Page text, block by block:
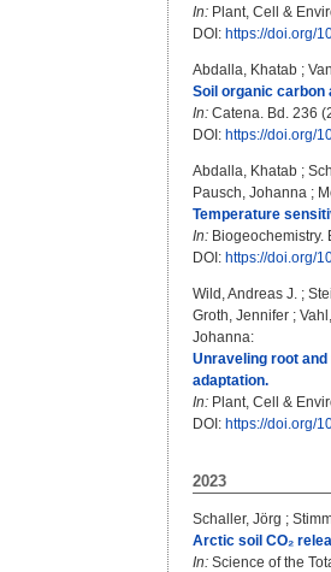
In: Plant, Cell &
DOI: https://doi.org/
Abdalla, Khatab ;
Soil organic carbon
In: Catena. Bd. 236
DOI: https://doi.org/
Abdalla, Khatab ;
Pausch, Johanna ;
Temperature
In: Biogeochemistry.
DOI: https://doi.org/
Wild, Andreas J. ;
Groth, Jennifer ;
Johanna:
Unraveling root
adaptation.
In: Plant, Cell &
DOI: https://doi.org/
2023
Schaller, Jörg ;
Arctic soil CO₂
In: Science of the